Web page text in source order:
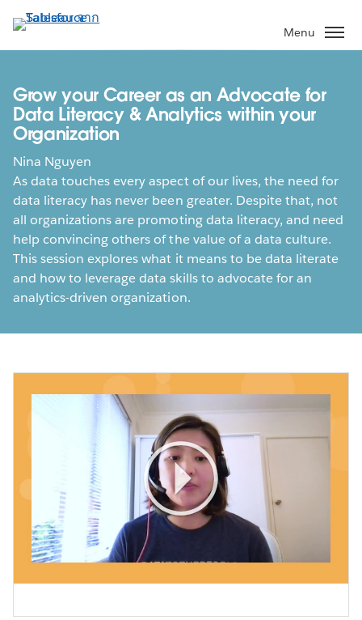
ไป
ที่
หลัก
Menu
Grow your Career as an Advocate for
Data Literacy & Analytics within your
Organization
Nina Nguyen
As data touches every aspect of our lives, the need for
data literacy has never been greater. Despite that, not
all organizations are promoting data literacy, and need
help convincing others of the value of a data culture.
This session explores what it means to be data literate
and how to leverage data skills to advocate for an
analytics-driven organization.
Play
Video